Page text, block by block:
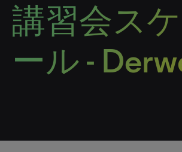
講習会ス
ール -